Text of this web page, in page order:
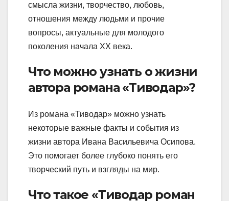
смысла жизни, творчество, любовь,
отношения между людьми и прочие
вопросы, актуальные для молодого
поколения начала XX века.
Что можно узнать о жизни
автора романа «Тиводар»?
Из романа «Тиводар» можно узнать
некоторые важные факты и события из
жизни автора Ивана Васильевича Осипова.
Это помогает более глубоко понять его
творческий путь и взгляды на мир.
Что такое «Тиводар роман